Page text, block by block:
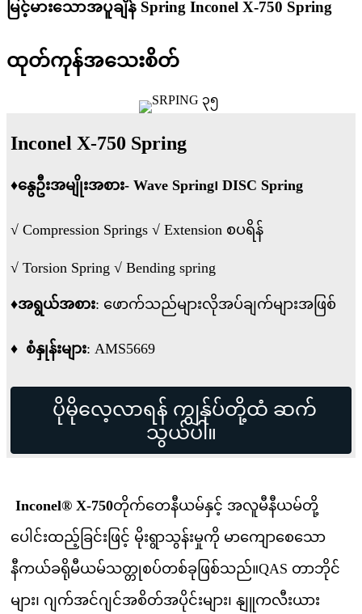
မြင့်မားသောအပူချိန် Spring Inconel X-750 Spring
ထုတ်ကုန်အသေးစိတ်
Inconel X-750 Spring
♦နွေဦးအမျိုးအစား- Wave Spring၊ DISC Spring
√ Compression Springs √ Extension စပရိန်
√ Torsion Spring √ Bending spring
♦အရွယ်အစား: ဖောက်သည်များလိုအပ်ချက်များအဖြစ်
♦ စံနှုန်းများ: AMS5669
ပိုမိုလေ့လာရန် ကျွန်ုပ်တို့ထံ ဆက်
သွယ်ပါ။
Inconel® X-750တိုက်တေနီယမ်နှင့် အလူမီနီယမ်တို့
ပေါင်းထည့်ခြင်းဖြင့် မိုးရွာသွန်းမှုကို မာကျောစေသော
နီကယ်ခရိုမီယမ်သတ္တုစပ်တစ်ခုဖြစ်သည်။QAS တာဘိုင်
များ၊ ဂျက်အင်ဂျင်အစိတ်အပိုင်းများ၊ နျူကလီးယား